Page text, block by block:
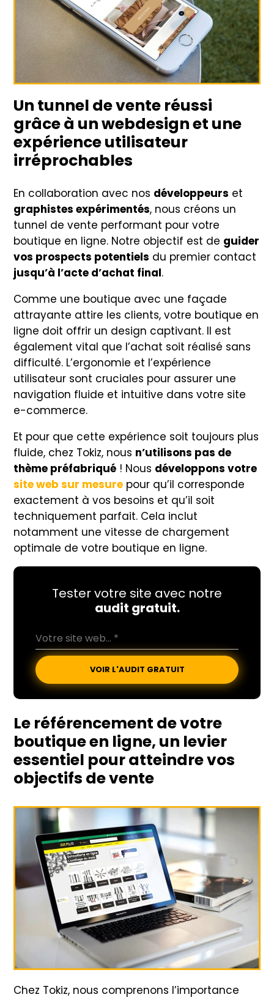
Un tunnel de vente réussi
grâce à un webdesign et une
expérience utilisateur
irréprochables
En collaboration avec nos développeurs et
graphistes expérimentés, nous créons un
tunnel de vente performant pour votre
boutique en ligne. Notre objectif est de guider
vos prospects potentiels du premier contact
jusqu’à l’acte d’achat final.
Comme une boutique avec une façade
attrayante attire les clients, votre boutique en
ligne doit offrir un design captivant. Il est
également vital que l’achat soit réalisé sans
difficulté. L’ergonomie et l’expérience
utilisateur sont cruciales pour assurer une
navigation fluide et intuitive dans votre site
e-commerce.
Et pour que cette expérience soit toujours plus
fluide, chez Tokiz, nous n’utilisons pas de
thème préfabriqué ! Nous développons votre
site web sur mesure pour qu’il corresponde
exactement à vos besoins et qu’il soit
techniquement parfait. Cela inclut
notamment une vitesse de chargement
optimale de votre boutique en ligne.
Tester votre site avec notre
audit gratuit.
VOIR L'AUDIT GRATUIT
Le référencement de votre
boutique en ligne, un levier
essentiel pour atteindre vos
objectifs de vente
Chez Tokiz, nous comprenons l’importance